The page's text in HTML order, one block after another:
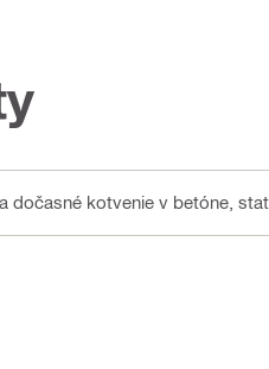
dočasné kotvenie v betóne,